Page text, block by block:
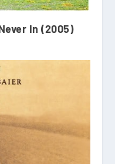
In (2005)